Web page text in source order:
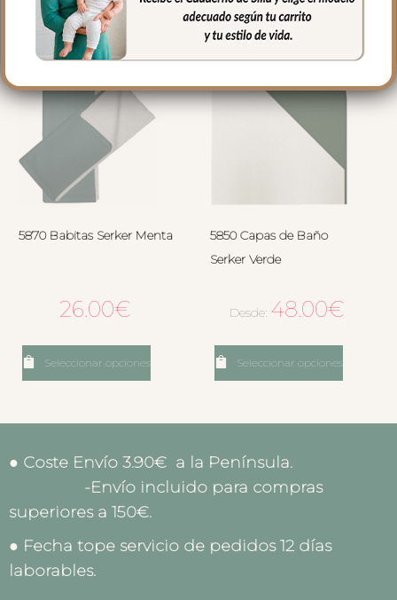
5870 Babitas Serker Menta
26.00€
Seleccionar opciones
5850 Capas de Baño
Serker Verde
Desde: 48.00€
Seleccionar opciones
● Coste Envío 3.90€ a la Península.
-Envío incluido para compras
superiores a 150€.
● Fecha tope servicio de pedidos 12 días
laborables.